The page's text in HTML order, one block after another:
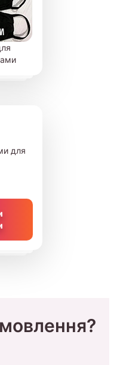
для